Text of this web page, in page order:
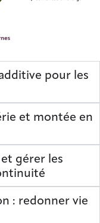
pour les
et montée en
gérer les
: redonner vie